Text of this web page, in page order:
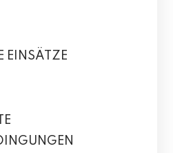
EINSÄTZE